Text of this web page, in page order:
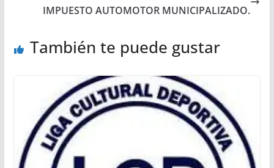
IMPUESTO AUTOMOTOR MUNICIPALIZADO.
También te puede gustar